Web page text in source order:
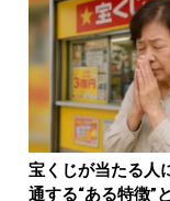
宝くじが当たる人
通する“ある特徴”